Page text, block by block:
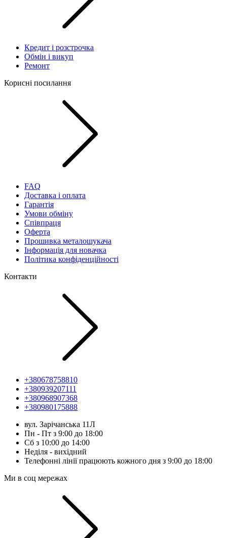
Кредит і розстрочка
Обмін і викуп
Ремонт
Корисні посилання
FAQ
Доставка і оплата
Гарантія
Умови обміну
Співпраця
Оферта
Прошивка металошукача
Інформація для новачка
Політика конфіденційності
Контакти
+380678758810
+380939207111
+380968907368
+380980175888
вул. Зарічанська 11Л
Пн - Пт з 9:00 до 18:00
Сб з 10:00 до 14:00
Неділя - вихідний
Телефонні лінії працюють кожного дня з 9:00 до 18:00
Ми в соц мережах